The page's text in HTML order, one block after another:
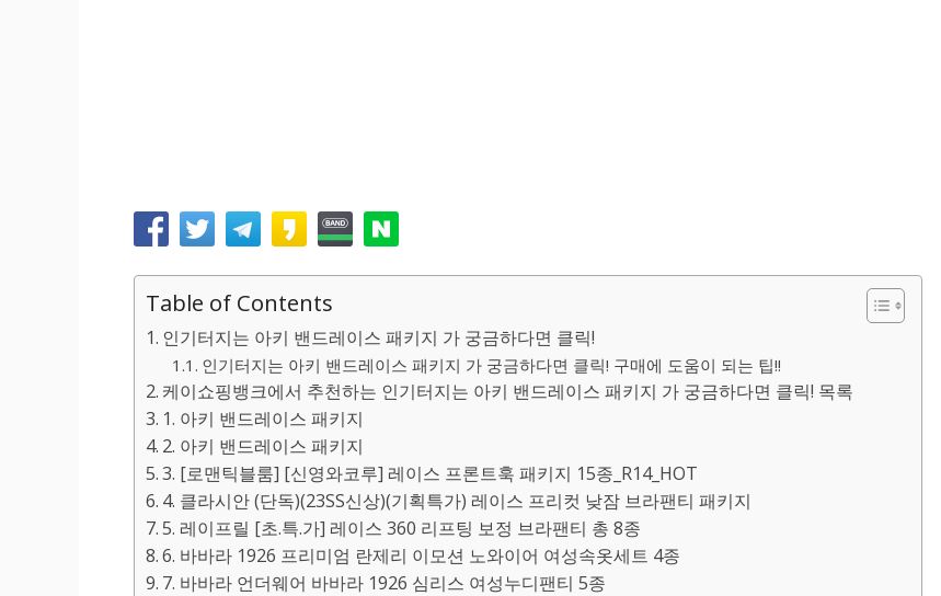
Table of Contents
인기터지는 아키 밴드레이스 패키지 가 궁금하다면 클릭!
인기터지는 아키 밴드레이스 패키지 가 궁금하다면 클릭! 구매에 도움이 되는 팁!!
케이쇼핑뱅크에서 추천하는 인기터지는 아키 밴드레이스 패키지 가 궁금하다면 클릭! 목록
1. 아키 밴드레이스 패키지
2. 아키 밴드레이스 패키지
3. [로맨틱블룸] [신영와코루] 레이스 프론트훅 패키지 15종_R14_HOT
4. 클라시안 (단독)(23SS신상)(기획특가) 레이스 프리컷 낮잠 브라팬티 패키지
5. 레이프릴 [초.특.가] 레이스 360 리프팅 보정 브라팬티 총 8종
6. 바바라 1926 프리미엄 란제리 이모션 노와이어 여성속옷세트 4종
7. 바바라 언더웨어 바바라 1926 심리스 여성누디팬티 5종